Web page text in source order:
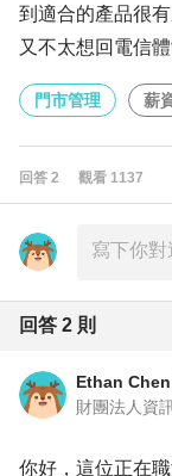
到適合的產品很
又不太想回電信
門市管理 薪
回答 2 觀看 1137
回答 2 則
Ethan
你好，這位正在